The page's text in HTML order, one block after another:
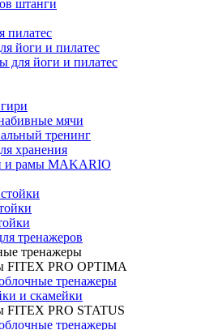
штанги
пилатес
йоги и пилатес
для йоги и пилатес
мячи
тренинг
хранения
и рамы MAKARIO
тренажеров
тренажеры
FITEX PRO OPTIMA
тренажеры
и скамейки
FITEX PRO STATUS
тренажеры